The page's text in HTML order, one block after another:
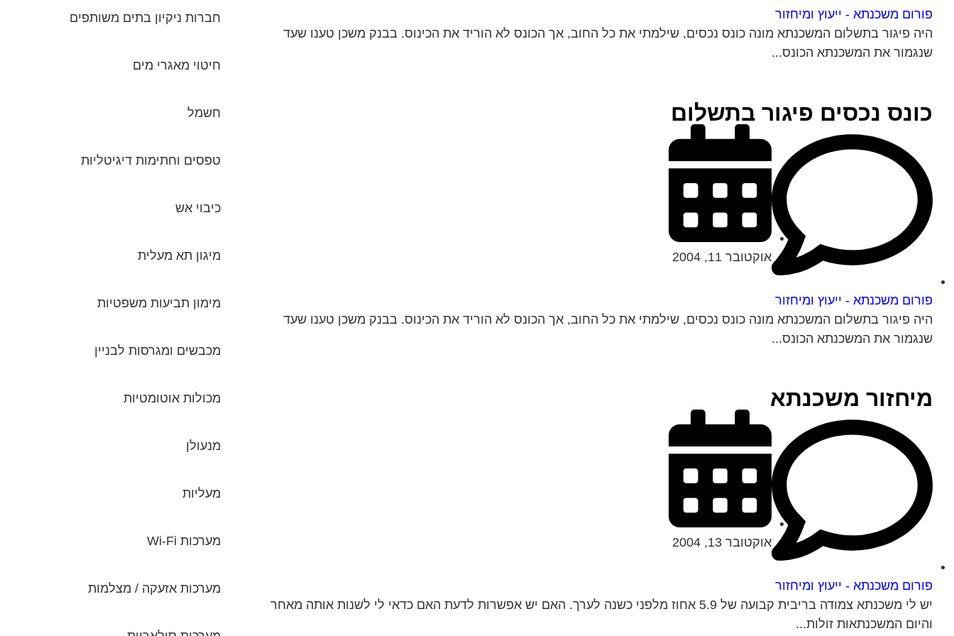
פורום משכנתא - ייעוץ ומיחזור
היה פיגור בתשלום המשכנתא מונה כונס נכסים, שילמתי את כל החוב, אך הכונס לא הוריד את הכינוס. בבנק משכן טענו שעד
שנגמור את המשכנתא הכונס...
כונס נכסים פיגור בתשלום
פורום משכנתא - ייעוץ ומיחזור
אוקטובר 11, 2004
היה פיגור בתשלום המשכנתא מונה כונס נכסים, שילמתי את כל החוב, אך הכונס לא הוריד את הכינוס. בבנק משכן טענו שעד
שנגמור את המשכנתא הכונס...
מיחזור משכנתא
פורום משכנתא - ייעוץ ומיחזור
אוקטובר 13, 2004
יש לי משכנתא צמודה בריבית קבועה של 5.9 אחוז מלפני כשנה לערך. האם יש אפשרות לדעת האם כדאי לי לשנות אותה מאחר
והיום המשכנתאות זולות...
חברות ניקיון בתים משותפים
חיטוי מאגרי מים
חשמל
טפסים וחתימות דיגיטליות
כיבוי אש
מיגון תא מעלית
מימון תביעות משפטיות
מכבשים ומגרסות לבניין
מכולות אוטומטיות
מנעולן
מעליות
מערכות Wi-Fi
מערכות אזעקה / מצלמות